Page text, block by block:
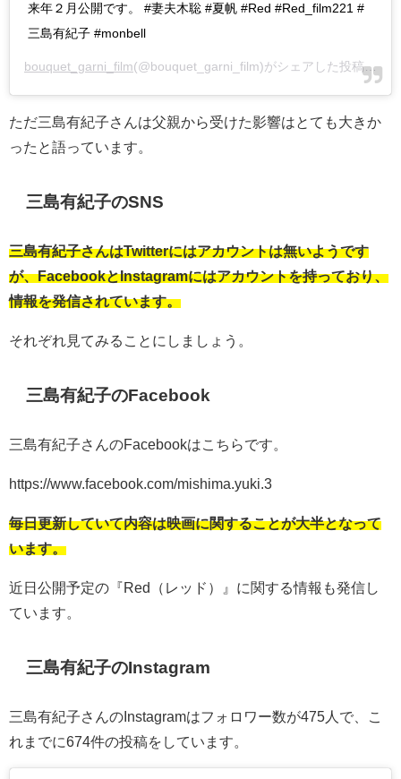
来年２月公開です。 #妻夫木聡 #夏帆 #Red #Red_film221 #
三島有紀子 #monbell
bouquet_garni_film(@bouquet_garni_film)がシェアした投稿 -
ただ三島有紀子さんは父親から受けた影響はとても大きか
ったと語っています。
三島有紀子のSNS
三島有紀子さんはTwitterにはアカウントは無いようです
が、FacebookとInstagramにはアカウントを持っており、
情報を発信されています。
それぞれ見てみることにしましょう。
三島有紀子のFacebook
三島有紀子さんのFacebookはこちらです。
https://www.facebook.com/mishima.yuki.3
毎日更新していて内容は映画に関することが大半となって
います。
近日公開予定の『Red（レッド）』に関する情報も発信し
ています。
三島有紀子のInstagram
三島有紀子さんのInstagramはフォロワー数が475人で、こ
れまでに674件の投稿をしています。